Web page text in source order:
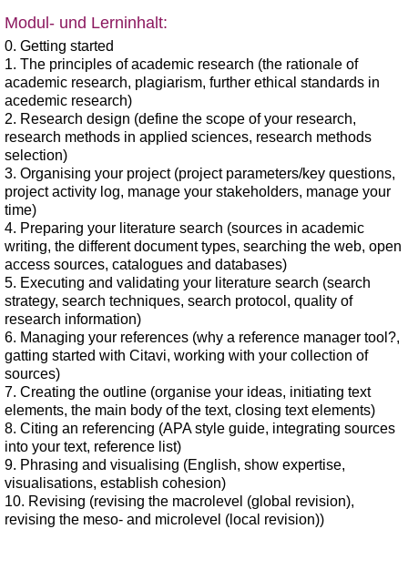
Modul- und Lerninhalt:
0. Getting started
1. The principles of academic research (the rationale of
academic research, plagiarism, further ethical standards in
acedemic research)
2. Research design (define the scope of your research,
research methods in applied sciences, research methods
selection)
3. Organising your project (project parameters/key questions,
project activity log, manage your stakeholders, manage your
time)
4. Preparing your literature search (sources in academic
writing, the different document types, searching the web, open
access sources, catalogues and databases)
5. Executing and validating your literature search (search
strategy, search techniques, search protocol, quality of
research information)
6. Managing your references (why a reference manager tool?,
gatting started with Citavi, working with your collection of
sources)
7. Creating the outline (organise your ideas, initiating text
elements, the main body of the text, closing text elements)
8. Citing an referencing (APA style guide, integrating sources
into your text, reference list)
9. Phrasing and visualising (English, show expertise,
visualisations, establish cohesion)
10. Revising (revising the macrolevel (global revision),
revising the meso- and microlevel (local revision))